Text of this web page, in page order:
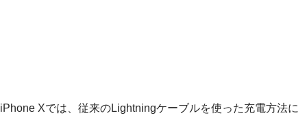
iPhone Xでは、従来のLightningケーブルを使った充電方法に